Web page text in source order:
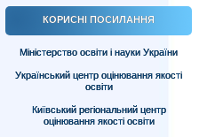
КОРИСНІ ПОСИЛАННЯ
Міністерство освіти і науки України
Український центр оцінювання якості
освіти
Київський регіональний центр
оцінювання якості освіти